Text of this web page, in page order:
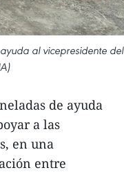
al vicepresidente del
de ayuda
a las
en una
entre